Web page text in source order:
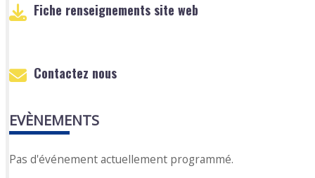
Fiche renseignements site web
Contactez nous
EVÈNEMENTS
Pas d'événement actuellement programmé.